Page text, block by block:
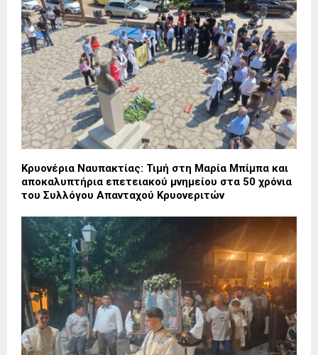
Κρυονέρια Ναυπακτίας: Τιμή στη Μαρία Μπίμπα και
αποκαλυπτήρια επετειακού μνημείου στα 50 χρόνια
του Συλλόγου Απανταχού Κρυονεριτών